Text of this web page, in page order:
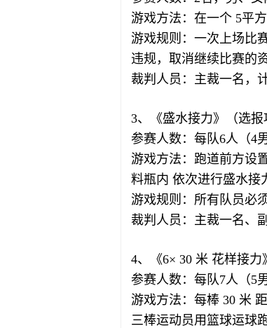
游戏方法：在一个 5平
游戏规则：一次上场比
违规，取消继续比赛的
裁判人员：主裁一名，
3、《盛水接力》（选报
参赛人数：每队6人（4男
游戏方法：跑道前方设
料瓶内 依次进行盛水接
游戏规则：所有队员必
裁判人员：主裁一名、
4、《6× 30 米 花样接力
参赛人数：每队7人（5男
游戏方法：每棒 30 米
三棒运动员用篮球运球